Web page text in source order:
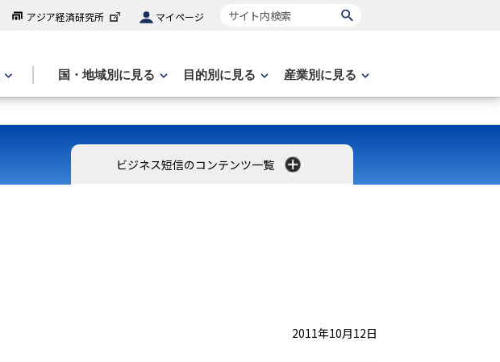
アジア経済研究所 マイページ サイト内検索
国・地域別に見る 目的別に見る 産業別に見る
ビジネス短信のコンテンツ一覧
2011年10月12日